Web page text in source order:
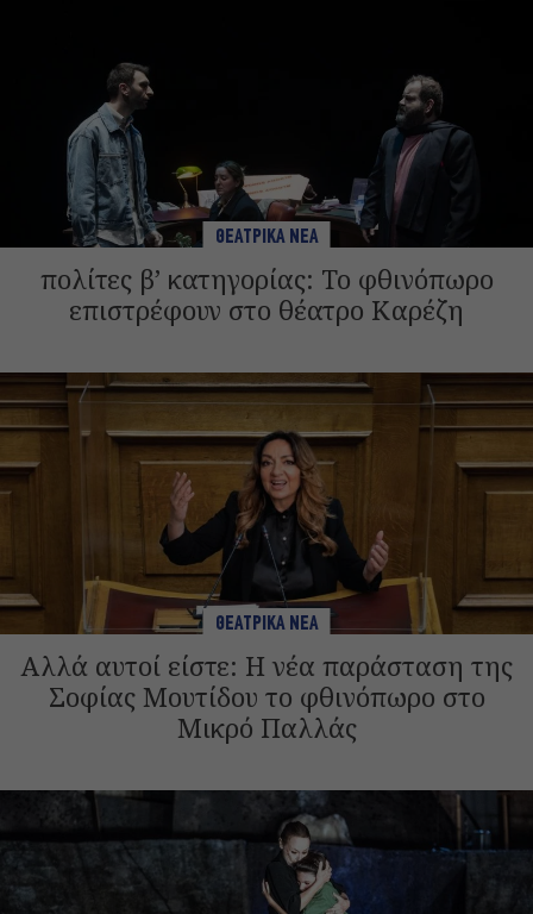
ΘΕΑΤΡΙΚΑ ΝΕΑ
πολίτες β’ κατηγορίας: Το φθινόπωρο
επιστρέφουν στο θέατρο Καρέζη
ΘΕΑΤΡΙΚΑ ΝΕΑ
Αλλά αυτοί είστε: Η νέα παράσταση της
Σοφίας Μουτίδου το φθινόπωρο στο
Μικρό Παλλάς